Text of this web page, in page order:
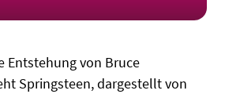
Entstehung von Bruce
Springsteen, dargestellt von